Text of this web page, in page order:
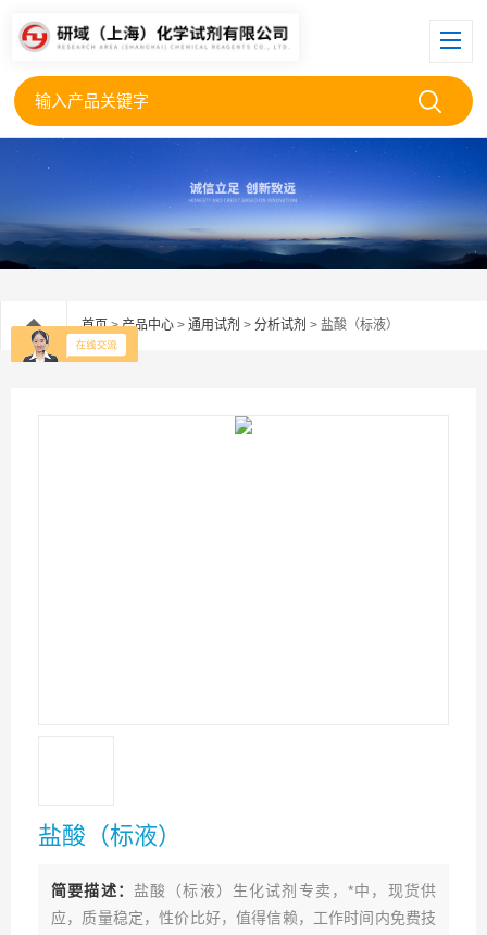
首页>产品中心 > 通用试剂 > 分析试剂 > 盐酸（标液）
盐酸（标液）
简要描述： 盐酸（标液）生化试剂专卖，*中，现货供
应，质量稳定，性价比好，值得信赖，工作时间内免费技